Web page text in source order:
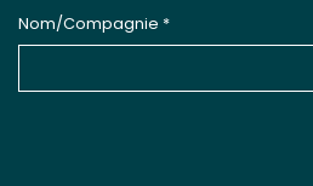
Nom/Compagnie *